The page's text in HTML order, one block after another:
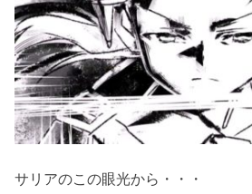
サリアのこの眼光から・・・